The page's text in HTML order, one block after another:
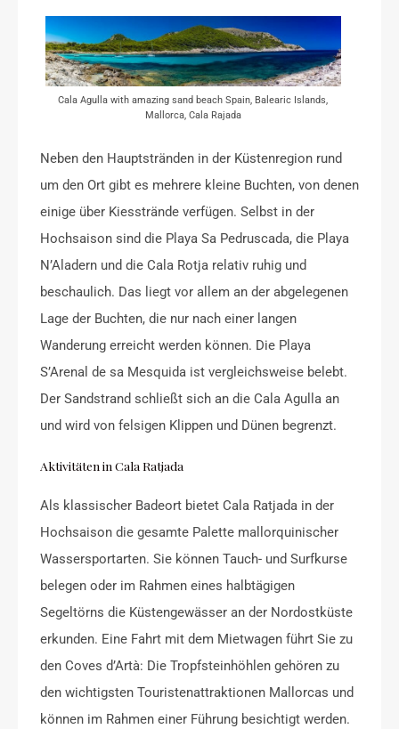
Cala Agulla with amazing sand beach Spain, Balearic Islands,
Mallorca, Cala Rajada
Neben den Hauptstränden in der Küstenregion rund
um den Ort gibt es mehrere kleine Buchten, von denen
einige über Kiesstrände verfügen. Selbst in der
Hochsaison sind die Playa Sa Pedruscada, die Playa
N’Aladern und die Cala Rotja relativ ruhig und
beschaulich. Das liegt vor allem an der abgelegenen
Lage der Buchten, die nur nach einer langen
Wanderung erreicht werden können. Die Playa
S’Arenal de sa Mesquida ist vergleichsweise belebt.
Der Sandstrand schließt sich an die Cala Agulla an
und wird von felsigen Klippen und Dünen begrenzt.
Aktivitäten in Cala Ratjada
Als klassischer Badeort bietet Cala Ratjada in der
Hochsaison die gesamte Palette mallorquinischer
Wassersportarten. Sie können Tauch- und Surfkurse
belegen oder im Rahmen eines halbtägigen
Segeltörns die Küstengewässer an der Nordostküste
erkunden. Eine Fahrt mit dem Mietwagen führt Sie zu
den Coves d’Artà: Die Tropfsteinhöhlen gehören zu
den wichtigsten Touristenattraktionen Mallorcas und
können im Rahmen einer Führung besichtigt werden.